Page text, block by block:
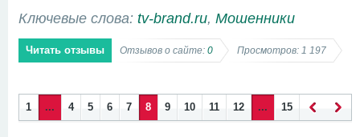
Ключевые слова: tv-brand.ru, Мошенники
Читать отзывы Отзывов о сайте: 0 Просмотров: 1 197
1 ... 4 5 6 7 8 9 10 11 12 ...
15